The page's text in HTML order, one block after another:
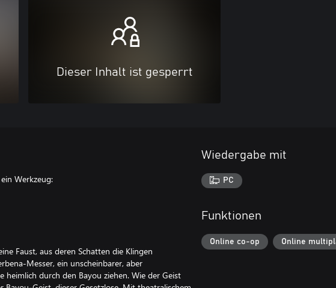
Dieser Inhalt ist gesperrt
Werkzeug:
Faust, aus deren Schatten die Klingen
Messer, ein unscheinbarer, aber
heimlich durch den Bayou ziehen. Wie der Geist
Wiedergabe mit
PC
Funktionen
Online co-op Online